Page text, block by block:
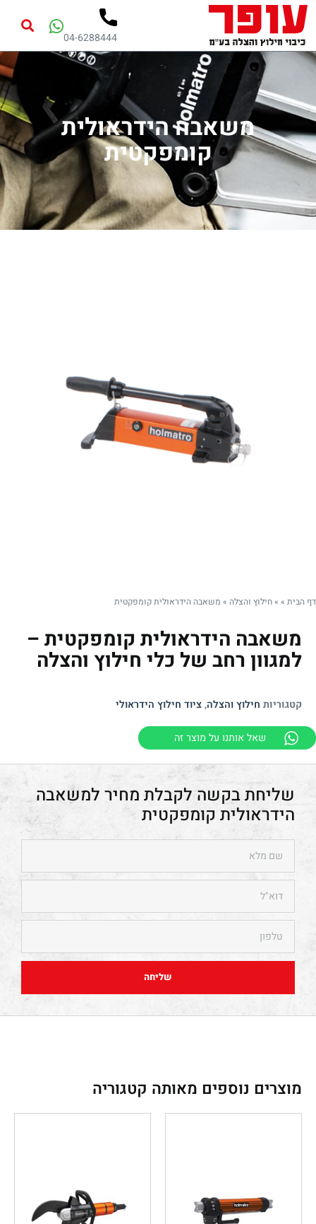
04-6288444
משאבה הידראולית
קומפקטית
דף הבית »
»חילוץ והצלה » משאבה הידראולית קומפקטית
משאבה הידראולית קומפקטית –
למגוון רחב של כלי חילוץ והצלה
קטגוריות חילוץ והצלה,ציוד חילוץ הידראולי
שאל אותנו על מוצר זה
משאבה
הידראולית קומפקטית
שליחה
מוצרים נוספים מאותה קטגוריה